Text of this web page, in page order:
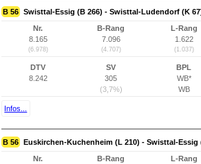
B 56 Swisttal-Essig (B 266) - Swisttal-Ludendorf (K
Nr.
8.165
(6.978)
B-Rang
7.096
(4.707)
L-Rang
1.622
(1.037)
DTV
8.242
SV
305
(3,7%)
BPL
WB*
WB
Infos...
B 56 Euskirchen-Kuchenheim (L 210) - Swisttal-Essig
Nr.
B-Rang
L-Rang